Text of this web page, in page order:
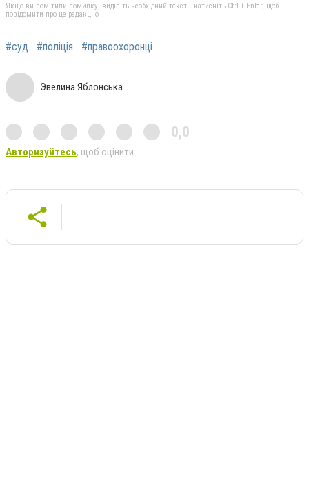
Якщо ви помітили помилку, виділіть необхідний текст і натисніть Ctrl + Enter, щоб
повідомити про це редакцію
#суд #поліція #правоохоронці
Эвелина Яблонська
0,0
Авторизуйтесь, щоб оцінити